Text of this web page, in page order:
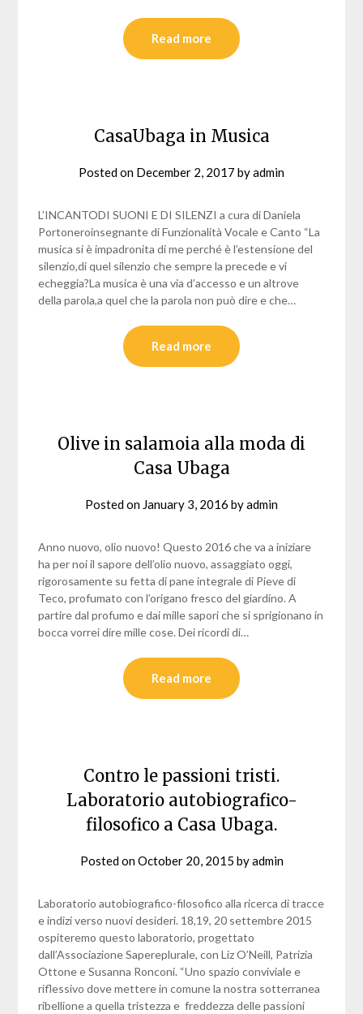
Read more
CasaUbaga in Musica
Posted on December 2, 2017 byadmin
L’INCANTODI SUONI E DI SILENZI a cura di Daniela
Portoneroinsegnante di Funzionalità Vocale e Canto “La
musica si è impadronita di me perché è l’estensione del
silenzio,di quel silenzio che sempre la precede e vi
echeggia?La musica è una via d’accesso e un altrove
della parola,a quel che la parola non può dire e che…
Read more
Olive in salamoia alla moda di
Casa Ubaga
Posted on January 3, 2016 byadmin
Anno nuovo, olio nuovo! Questo 2016 che va a iniziare
ha per noi il sapore dell’olio nuovo, assaggiato oggi,
rigorosamente su fetta di pane integrale di Pieve di
Teco, profumato con l’origano fresco del giardino. A
partire dal profumo e dai mille sapori che si sprigionano in
bocca vorrei dire mille cose. Dei ricordi di…
Read more
Contro le passioni tristi.
Laboratorio autobiografico-
filosofico a Casa Ubaga.
Posted onOctober 20, 2015 byadmin
Laboratorio autobiografico-filosofico alla ricerca di tracce
e indizi verso nuovi desideri. 18,19, 20 settembre 2015
ospiteremo questo laboratorio, progettato
dall’Associazione Sapereplurale, con Liz O’Neill, Patrizia
Ottone e Susanna Ronconi. “Uno spazio conviviale e
riflessivo dove mettere in comune la nostra sotterranea
ribellione a quella tristezza e freddezza delle passioni